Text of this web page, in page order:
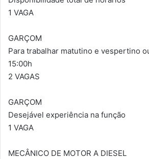
1 VAGA
GARÇOM
Para trabalhar matutino e vespertino
15:00h
2 VAGAS
GARÇOM
Desejável experiência na função
1 VAGA
MECÂNICO DE MOTOR A DIESEL